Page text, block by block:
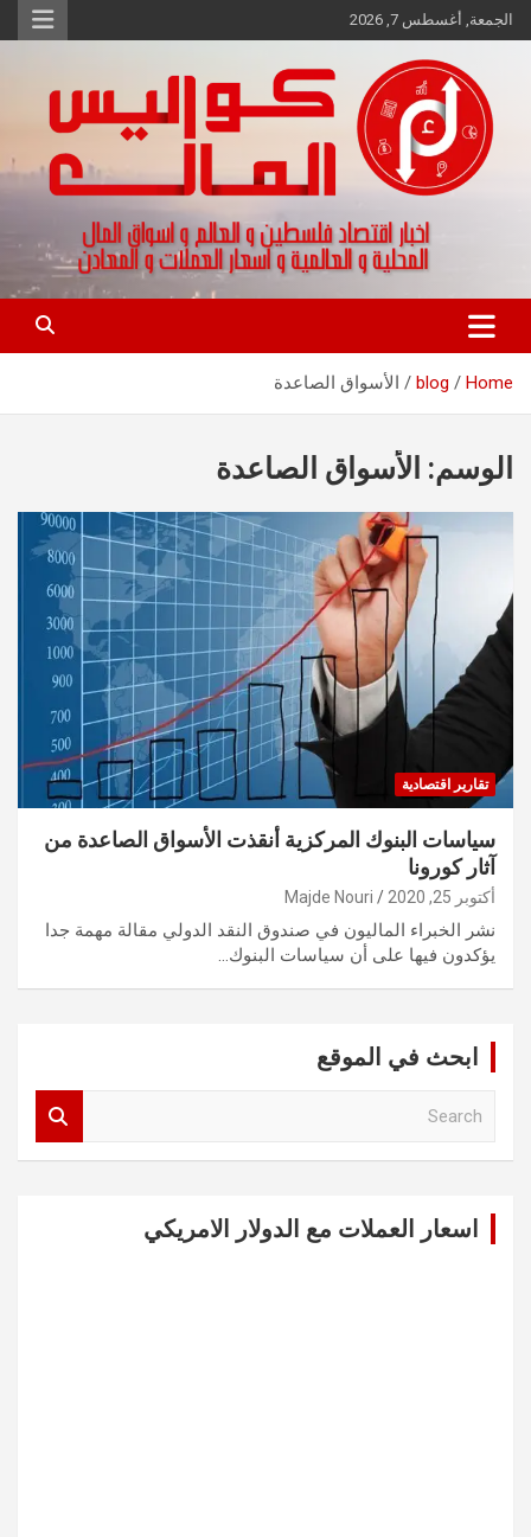
Skip
to
الجمعة, أغسطس 7, 2026
كواليس المال
اخبار اقتصاد فلسطين و العالم و تقارير اسواق المال و العملات
Home
blog الأسواق الصاعدة
الوسم: الأسواق الصاعدة
تقارير اقتصادية
سياسات البنوك المركزية أنقذت الأسواق الصاعدة من
آثار كورونا
أكتوبر 25, 2020 Majde Nouri
نشر الخبراء الماليون في صندوق النقد الدولي مقالة مهمة جدا
يؤكدون فيها على أن سياسات البنوك…
ابحث في الموقع
اسعار العملات مع الدولار الامريكي